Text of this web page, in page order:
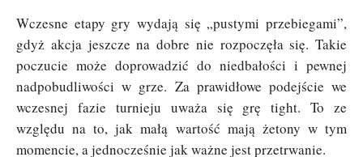
Wczesne etapy gry wydają się „pustymi przebiegami”,
gdyż akcja jeszcze na dobre nie rozpoczęła się. Takie
poczucie może doprowadzić do niedbałości i pewnej
nadpobudliwości w grze. Za prawidłowe podejście we
wczesnej fazie turnieju uważa się grę tight. To ze
względu na to, jak małą wartość mają żetony w tym
momencie, a jednocześnie jak ważne jest przetrwanie.